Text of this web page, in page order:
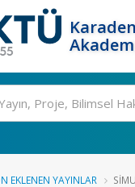
EKLENEN YAYINLAR